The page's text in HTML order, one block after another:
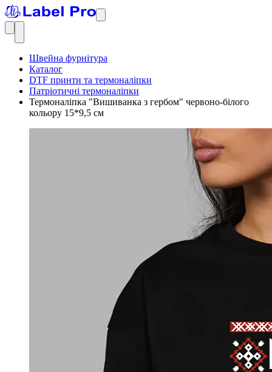
Швейна фурнітура
Каталог
DTF принти та термоналіпки
Патріотичні термоналіпки
Термоналіпка "Вишиванка з гербом" червоно-білого
кольору 15*9,5 см